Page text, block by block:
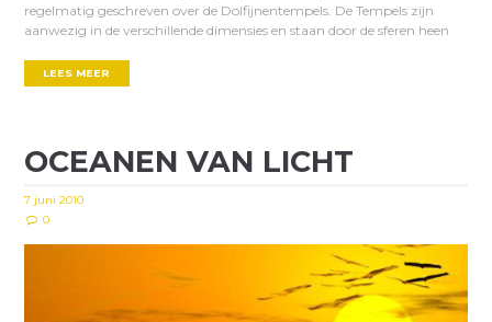
regelmatig geschreven over de Dolfijnentempels. De Tempels zijn
aanwezig in de verschillende dimensies en staan door de sferen heen
LEES MEER
OCEANEN VAN LICHT
7 juni 2010
0